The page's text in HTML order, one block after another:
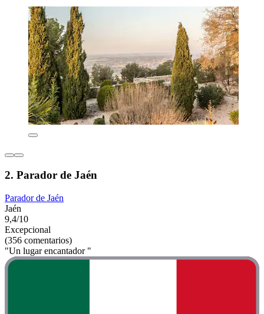
2. Parador de Jaén
Parador de Jaén
Jaén
9,4/10
Excepcional
(356 comentarios)
"Un lugar encantador "